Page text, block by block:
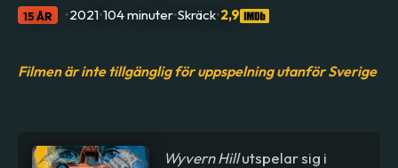
15 ÅR •2021•104 minuter•Skräck•2,9
Filmen är inte tillgänglig för uppspelning utanför Sverige
Wyvern Hillutspelar sig i